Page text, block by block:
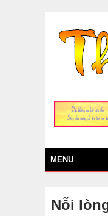
MENU
Nỗi